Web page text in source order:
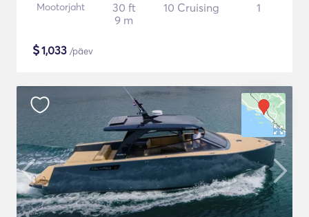
Mootorjaht
30 ft
9 m
10 Cruising 1
$1,033 /päev